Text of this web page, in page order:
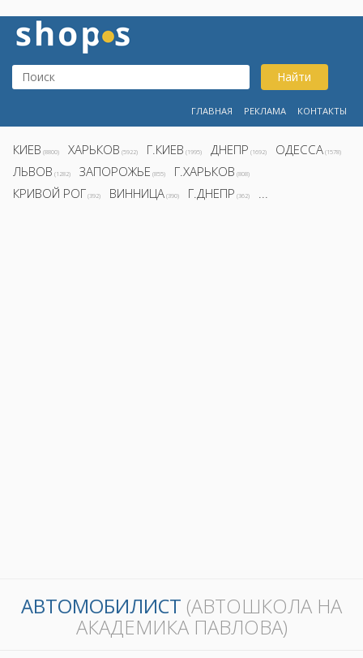
Найти
ГЛАВНАЯ РЕКЛАМА КОНТАКТЫ
КИЕВ (8800) ХАРЬКОВ (5922) Г.КИЕВ (1995) ДНЕПР (1692) ОДЕССА (1578)
ЛЬВОВ (1282) ЗАПОРОЖЬЕ (855) Г.ХАРЬКОВ (808)
КРИВОЙ РОГ (392) ВИННИЦА (390) Г.ДНЕПР (362) ...
АВТОМОБИЛИСТ (АВТОШКОЛА НА
АКАДЕМИКА ПАВЛОВА)